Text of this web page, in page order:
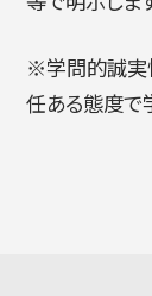
※学問的誠実
任ある態度で